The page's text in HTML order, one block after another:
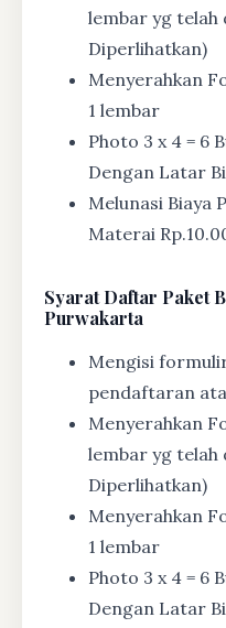
lembar yg telah
Diperlihatkan)
Menyerahkan
1 lembar
Photo 3 x 4 = 6
Dengan Latar
Melunasi Biaya
Materai
SyaratDaftar Paket
Purwakarta
Mengisi
pendaftaran
Menyerahkan
lembar yg telah
Diperlihatkan)
Menyerahkan
1 lembar
Photo 3 x 4 = 6
Dengan Latar